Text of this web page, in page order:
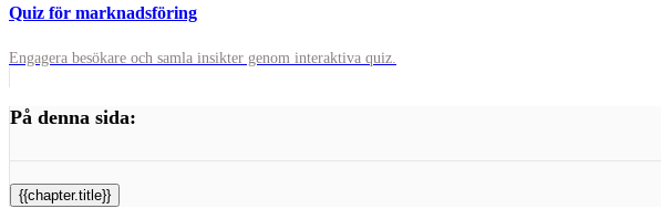
Quiz för marknadsföring
Engagera besökare och samla insikter genom interaktiva quiz.
På denna sida:
{{chapter.title}}